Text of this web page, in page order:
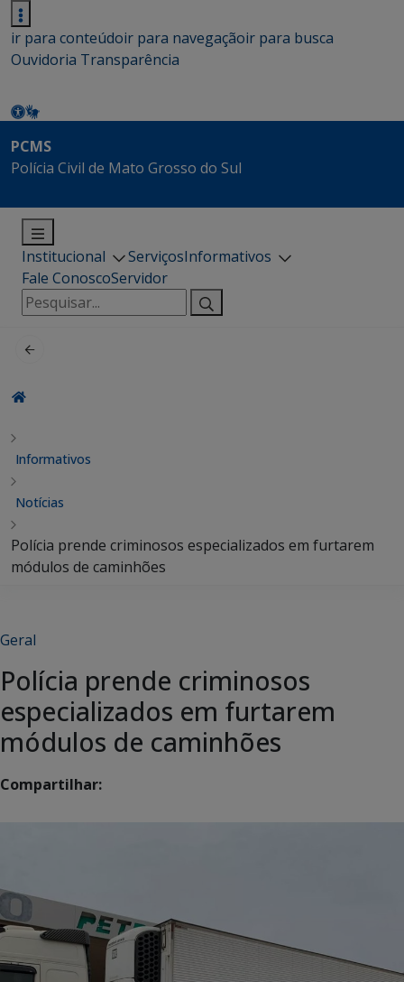
ir para conteúdoir para navegaçãoir para busca
Ouvidoria Transparência
PCMS
Polícia Civil de Mato Grosso do Sul
Institucional ServiçosInformativos
Fale ConoscoServidor
Pesquisar
por:
Informativos
Notícias
Polícia prende criminosos especializados em furtarem
módulos de caminhões
Geral
Polícia prende criminosos
especializados em furtarem
módulos de caminhões
Compartilhar: